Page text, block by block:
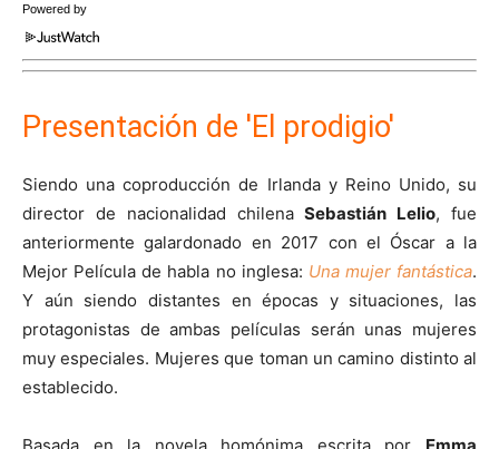
Powered by
Presentación de 'El prodigio'
Siendo una coproducción de Irlanda y Reino Unido, su
director de nacionalidad chilenaSebastián Lelio, fue
anteriormente galardonado en 2017 con el Óscar a la
Mejor Película de habla no inglesa: Una mujer fantástica.
Y aún siendo distantes en épocas y situaciones, las
protagonistas de ambas películas serán unas mujeres
muy especiales. Mujeres que toman un camino distinto al
establecido.